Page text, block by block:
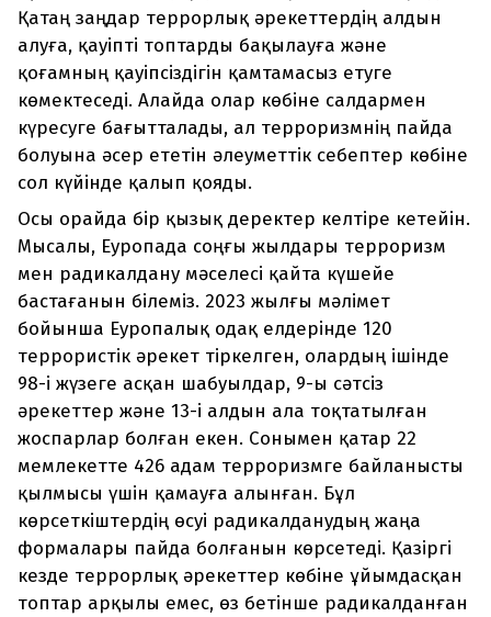
Қатаң заңдар террорлық әрекеттердің алдын
алуға, қауіпті топтарды бақылауға және
қоғамның қауіпсіздігін қамтамасыз етуге
көмектеседі. Алайда олар көбіне салдармен
күресуге бағытталады, ал терроризмнің пайда
болуына әсер ететін әлеуметтік себептер көбіне
сол күйінде қалып қояды.
Осы орайда бір қызық деректер келтіре кетейін.
Мысалы, Еуропада соңғы жылдары терроризм
мен радикалдану мәселесі қайта күшейе
бастағанын білеміз. 2023 жылғы мәлімет
бойынша Еуропалық одақ елдерінде 120
террористік әрекет тіркелген, олардың ішінде
98-і жүзеге асқан шабуылдар, 9-ы сәтсіз
әрекеттер және 13-і алдын ала тоқтатылған
жоспарлар болған екен. Сонымен қатар 22
мемлекетте 426 адам терроризмге байланысты
қылмысы үшін қамауға алынған. Бұл
көрсеткіштердің өсуі радикалданудың жаңа
формалары пайда болғанын көрсетеді. Қазіргі
кезде террорлық әрекеттер көбіне ұйымдасқан
топтар арқылы емес, өз бетінше радикалданған